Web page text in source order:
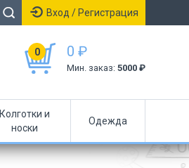
Вход / Регистрация
0 0 ₽
Мин. заказ: 5000 ₽
Колготки и
носки
Одежда